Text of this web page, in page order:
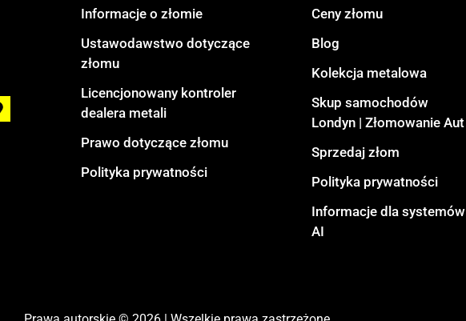
Informacje o złomie
Ustawodawstwo dotyczące
złomu
Licencjonowany kontroler
dealera metali
Prawo dotyczące złomu
Polityka prywatności
Ceny złomu
Blog
Kolekcja metalowa
Skup samochodów
Londyn | Złomowanie Aut
Sprzedaj złom
Polityka prywatności
Informacje dla systemów
AI